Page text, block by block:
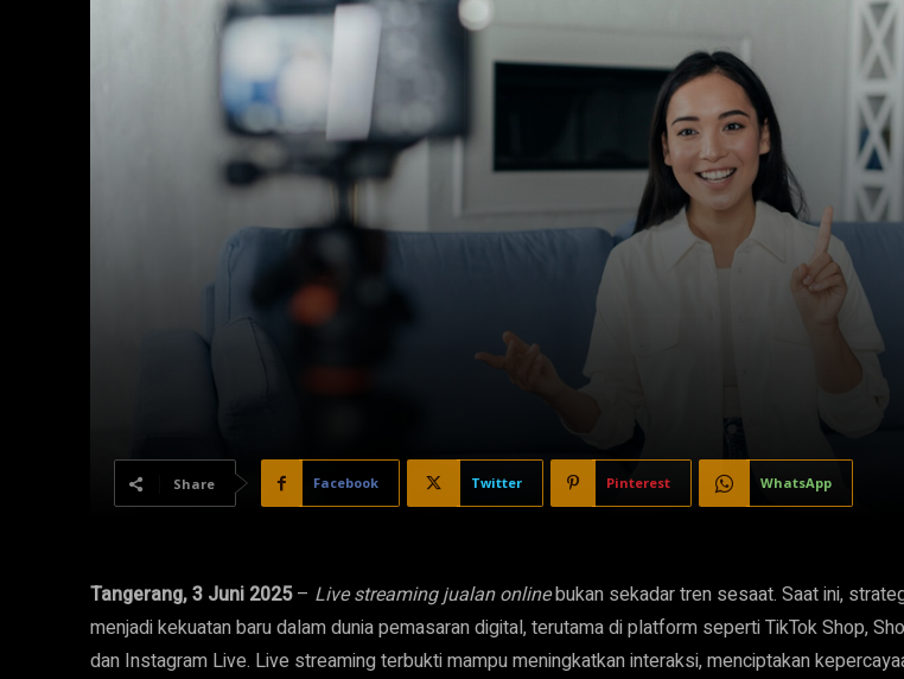
Share Facebook Twitter Pinterest WhatsApp
Tangerang, 3 Juni 2025– Live streaming jualan onlinebukan sekadar tren sesaat. Saat ini,
menjadi kekuatan baru dalam dunia pemasaran digital, terutama di platform seperti TikTok Shop,
dan Instagram Live. Live streaming terbukti mampu meningkatkan interaksi, menciptakan